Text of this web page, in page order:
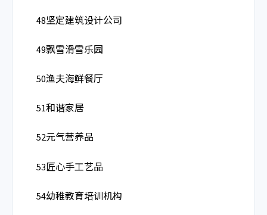
48坚定建筑设计公司
49飘雪滑雪乐园
50渔夫海鲜餐厅
51和谐家居
52元气营养品
53匠心手工艺品
54幼稚教育培训机构